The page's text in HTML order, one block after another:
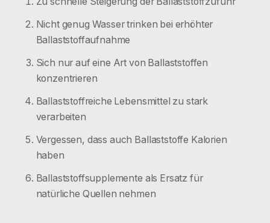
Nicht genug Wasser trinken bei erhöhter
Ballaststoffaufnahme
Sich nur auf eine Art von Ballaststoffen
konzentrieren
Ballaststoffreiche Lebensmittel zu stark
verarbeiten
Vergessen, dass auch Ballaststoffe Kalorien
haben
Ballaststoffsupplemente als Ersatz für
natürliche Quellen nehmen